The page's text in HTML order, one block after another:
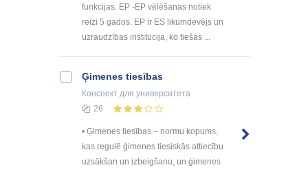
funkcijas. EP -EP vēlēšanas notiek
reizi 5 gados. EP ir ES likumdevējs un
uzraudzības institūcija, ko tiešās ...
Ģimenes tiesības
Конспект для университета
26
• Ģimenes tiesības – normu kopums,
kas regulē ģimenes tiesiskās attiecību
uzsākšan un izbeigšanu, un ģimenes